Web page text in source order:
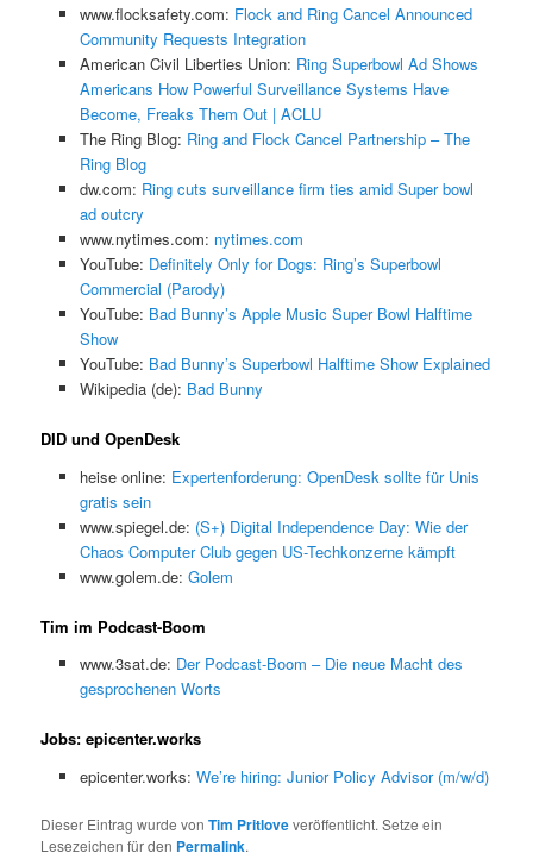
www.flocksafety.com: Flock and Ring Cancel Announced
Community Requests Integration
American Civil Liberties Union: Ring Superbowl Ad Shows
Americans How Powerful Surveillance Systems Have
Become, Freaks Them Out | ACLU
The Ring Blog: Ring and Flock Cancel Partnership – The
Ring Blog
dw.com: Ring cuts surveillance firm ties amid Super bowl
ad outcry
www.nytimes.com: nytimes.com
YouTube: Definitely Only for Dogs: Ring’s Superbowl
Commercial (Parody)
YouTube: Bad Bunny’s Apple Music Super Bowl Halftime
Show
YouTube: Bad Bunny’s Superbowl Halftime Show Explained
Wikipedia (de): Bad Bunny
DID und OpenDesk
heise online: Expertenforderung: OpenDesk sollte für Unis
gratis sein
www.spiegel.de: (S+) Digital Independence Day: Wie der
Chaos Computer Club gegen US-Techkonzerne kämpft
www.golem.de: Golem
Tim im Podcast-Boom
www.3sat.de: Der Podcast-Boom – Die neue Macht des
gesprochenen Worts
Jobs: epicenter.works
epicenter.works: We’re hiring: Junior Policy Advisor (m/w/d)
Dieser Eintrag wurde vonTim Pritloveveröffentlicht. Setze ein
Lesezeichen für den Permalink.